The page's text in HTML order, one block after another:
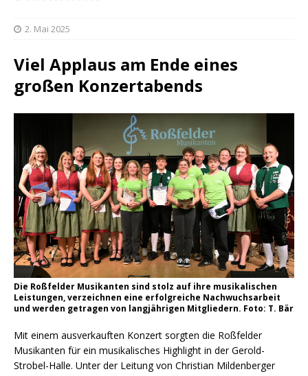
2. Mai 2025
Viel Applaus am Ende eines
großen Konzertabends
Die Roßfelder Musikanten sind stolz auf ihre musikalischen
Leistungen, verzeichnen eine erfolgreiche Nachwuchsarbeit
und werden getragen von langjährigen Mitgliedern. Foto: T. Bär
Mit einem ausverkauften Konzert sorgten die Roßfelder
Musikanten für ein musikalisches Highlight in der Gerold-
Strobel-Halle. Unter der Leitung von Christian Mildenberger